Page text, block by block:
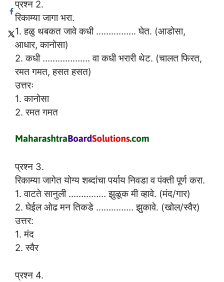
प्रश्न 2.
रिकाम्या जागा भरा.
1. हळु थबकत जावे कधी ……………. घेत. (आडोसा,
आधार, कानोसा)
2. कधी ………………. वा कधी भरारी थेट. (चालत फिरत,
रमत गमत, हसत हसत)
उत्तरः
1. कानोसा
2. रमत गमत
प्रश्न 3.
रिकाम्या जागेत योग्य शब्दांचा पर्याय निवडा व पंक्ती पूर्ण करा.
1. वाटते सानुली …………… झुळूक मी व्हावे. (मंद/गार)
2. घेईल ओढ मन तिकडे …………… झुकावे. (खोल/स्वैर)
उत्तर:
1. मंद
2. स्वैर
प्रश्न 4.